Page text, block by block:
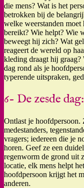
die mens? Wat is het
betrokken bij de
welke weerstanden
bereikt? Wie helpt? Wie
beweegt hij zich? Wat
reageert de wereld op
kleding draagt hij
dag rond als je
typerende uitspraken,
6- De zesde
Ontlast je hoofdpersoon.
medestanders,
vragers; iedereen die je
horen. Geef ze een
regenworm de grond uit
locatie, elk mens helpt
hoofdpersoon krijgt het
anderen.